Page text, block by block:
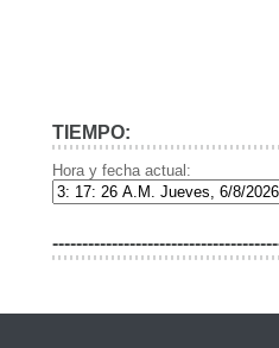
TIEMPO:
Hora y fecha actual: